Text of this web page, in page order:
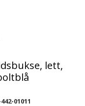
lett,
01011